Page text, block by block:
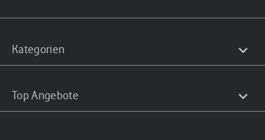
Kategorien
Top Angebote